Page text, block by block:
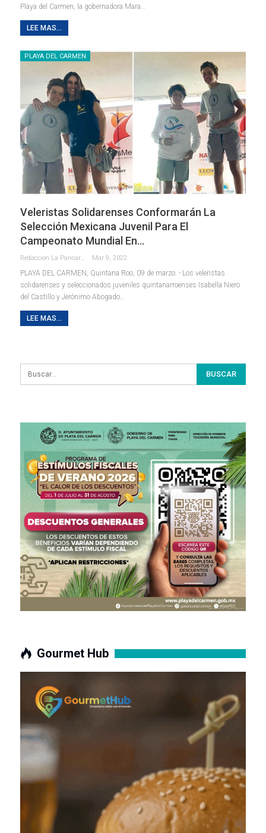
Playa del Carmen, la gobernadora Mara…
LEE MAS...
PLAYA DEL CARMEN
Veleristas Solidarenses Conformarán La
Selección Mexicana Juvenil Para El
Campeonato Mundial En…
Redaccion La Pancarta De Quintana Roo Mar 9, 2022
PLAYA DEL CARMEN, Quintana Roo, 09 de marzo. - Los veleristas
solidarenses y seleccionados juveniles quintanarroenses Isabella Niero
del Castillo y Jerónimo Abogado…
LEE MAS...
Gourmet Hub